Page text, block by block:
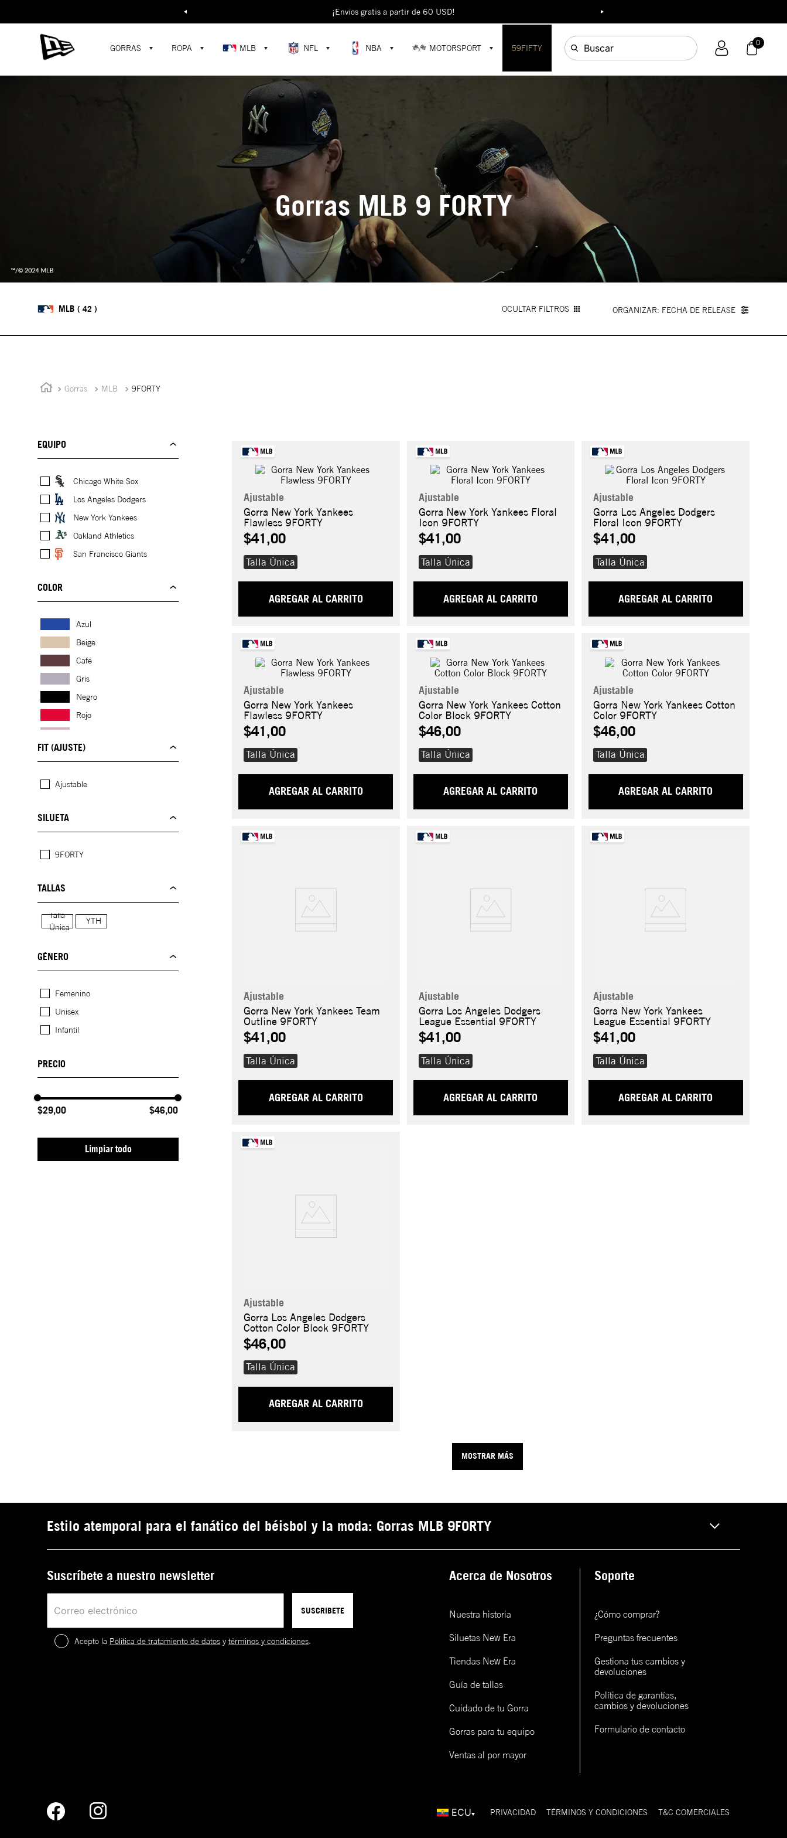
Buscar... ¡Envíos gratis a partir de 60 USD!
GORRAS ROPA MLB NFL NBA MOTORSPORT 59FIFTY Buscar 0
Gorras MLB 9 FORTY
MLB 42 OCULTAR FILTROS FECHA DE RELEASE
Gorras MLB 9FORTY
EQUIPO
Chicago White Sox
Los Angeles Dodgers
New York Yankees
Oakland Athletics
San Francisco Giants
COLOR
Azul
Beige
Café
Gris
Negro
Rojo
Verde
FIT (AJUSTE)
Ajustable
SILUETA
9FORTY
TALLAS
Talla
Única
YTH
GÉNERO
Femenino
Unisex
Infantil
$29,00 $46,00
Limpiar todo
Ajustable
Gorra New York Yankees
Flawless 9FORTY
$41,00
Talla Única
AGREGAR AL CARRITO
Ajustable
Gorra New York Yankees Floral
Icon 9FORTY
$41,00
Talla Única
AGREGAR AL CARRITO
Ajustable
Gorra Los Angeles Dodgers
Floral Icon 9FORTY
$41,00
Talla Única
AGREGAR AL CARRITO
Ajustable
Gorra New York Yankees
Flawless 9FORTY
$41,00
Talla Única
AGREGAR AL CARRITO
Ajustable
Gorra New York Yankees Cotton
Color Block 9FORTY
$46,00
Talla Única
AGREGAR AL CARRITO
Ajustable
Gorra New York Yankees Cotton
Color 9FORTY
$46,00
Talla Única
AGREGAR AL CARRITO
Ajustable
Gorra New York Yankees Team
Outline 9FORTY
$41,00
Talla Única
AGREGAR AL CARRITO
Ajustable
Gorra Los Angeles Dodgers
League Essential 9FORTY
$41,00
Talla Única
AGREGAR AL CARRITO
Ajustable
Gorra New York Yankees
League Essential 9FORTY
$41,00
Talla Única
AGREGAR AL CARRITO
Ajustable
Gorra Los Angeles Dodgers
Cotton Color Block 9FORTY
$46,00
Talla Única
AGREGAR AL CARRITO
MOSTRAR MÁS
Estilo atemporal para el fanático del béisbol y la moda: Gorras MLB 9FORTY
Suscríbete a nuestro newsletter
SUSCRIBETE
Acepto la Política de tratamiento de datos ytérminos y condiciones
Acerca de Nosotros
Nuestra historia
Siluetas New Era
Tiendas New Era
Guía de tallas
Cuidado de tu Gorra
Gorras para tu equipo
Ventas al por mayor
Soporte
¿Cómo comprar?
Preguntas frecuentes
Gestiona tus cambios y
devoluciones
Política de garantías,
cambios y devoluciones
Formulario de contacto
ECU PRIVACIDAD TÉRMINOS Y CONDICIONES T&C COMERCIALES